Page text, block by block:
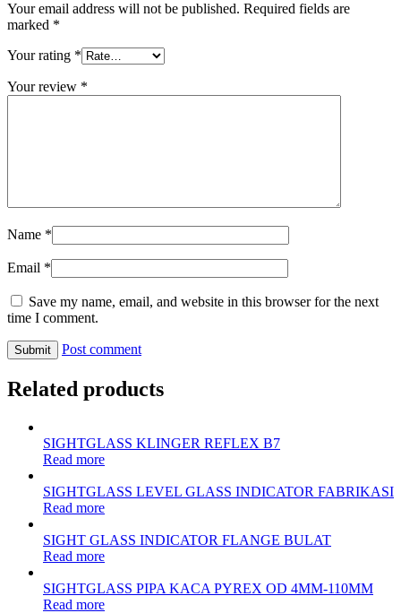
Your email address will not be published. Required fields are
marked *
Your rating *
Your review *
Name *
Email *
Save my name, email, and website in this browser for the next
time I comment.
Post comment
Related products
SIGHTGLASS KLINGER REFLEX B7
Read more
SIGHTGLASS LEVEL GLASS INDICATOR FABRIKASI
Read more
SIGHT GLASS INDICATOR FLANGE BULAT
Read more
SIGHTGLASS PIPA KACA PYREX OD 4MM-110MM
Read more